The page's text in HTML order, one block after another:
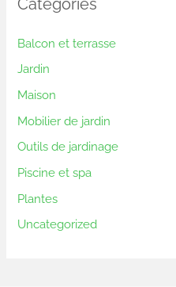
Balcon et terrasse
Jardin
Maison
Mobilier de jardin
Outils de jardinage
Piscine et spa
Plantes
Uncategorized